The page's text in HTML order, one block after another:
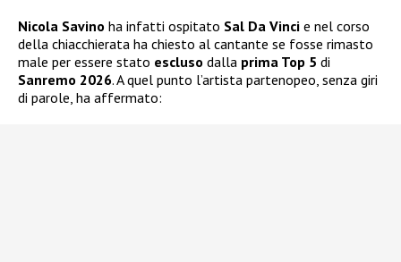
Nicola Savino ha infatti ospitato Sal Da Vinci e nel corso
della chiacchierata ha chiesto al cantante se fosse rimasto
male per essere stato escluso dalla prima Top 5 di
Sanremo 2026. A quel punto l’artista partenopeo, senza giri
di parole, ha affermato: